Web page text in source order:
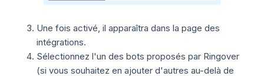
Une fois activé, il apparaîtra dans la page des
intégrations.
Sélectionnez l'un des bots proposés par Ringover
(si vous souhaitez en ajouter d'autres au-delà de